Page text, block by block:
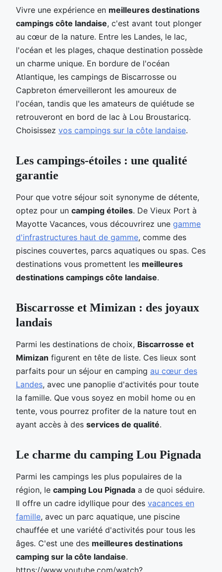
Vivre une expérience en meilleures destinations
campings côte landaise, c'est avant tout plonger
au cœur de la nature. Entre les Landes, le lac,
l'océan et les plages, chaque destination possède
un charme unique. En bordure de l'océan
Atlantique, les campings de Biscarrosse ou
Capbreton émerveilleront les amoureux de
l'océan, tandis que les amateurs de quiétude se
retrouveront en bord de lac à Lou Broustaricq.
Choisissez vos campings sur la côte landaise.
Les campings-étoiles : une qualité
garantie
Pour que votre séjour soit synonyme de détente,
optez pour un camping étoiles. De Vieux Port à
Mayotte Vacances, vous découvrirez une gamme
d'infrastructures haut de gamme, comme des
piscines couvertes, parcs aquatiques ou spas. Ces
destinations vous promettent les meilleures
destinations campings côte landaise.
Biscarrosse et Mimizan : des joyaux
landais
Parmi les destinations de choix, Biscarrosse et
Mimizan figurent en tête de liste. Ces lieux sont
parfaits pour un séjour en camping au cœur des
Landes, avec une panoplie d'activités pour toute
la famille. Que vous soyez en mobil home ou en
tente, vous pourrez profiter de la nature tout en
ayant accès à des services de qualité.
Le charme du camping Lou Pignada
Parmi les campings les plus populaires de la
région, le camping Lou Pignada a de quoi séduire.
Il offre un cadre idyllique pour des vacances en
famille, avec un parc aquatique, une piscine
chauffée et une variété d'activités pour tous les
âges. C'est une des meilleures destinations
camping sur la côte landaise.
https://www.youtube.com/watch?